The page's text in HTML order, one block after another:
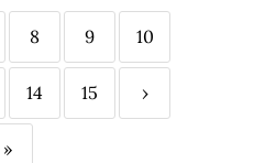
8 9 10
14 15 ›
»